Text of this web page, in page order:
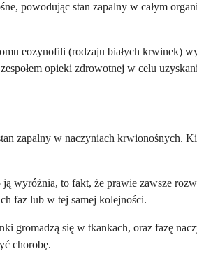
powodując stan zapalny w całym
eozynofili (rodzaju białych krwinek)
opieki zdrowotnej w celu
zapalny w naczyniach krwionośnych.
wyróżnia, to fakt, że prawie zawsze
faz lub w tej samej kolejności.
gromadzą się w tkankach, oraz fazę
chorobę.